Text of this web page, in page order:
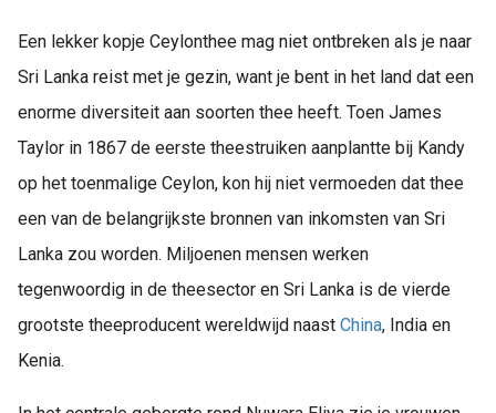
Een lekker kopje Ceylonthee mag niet ontbreken als je naar
Sri Lanka reist met je gezin, want je bent in het land dat een
enorme diversiteit aan soorten thee heeft. Toen James
Taylor in 1867 de eerste theestruiken aanplantte bij Kandy
op het toenmalige Ceylon, kon hij niet vermoeden dat thee
een van de belangrijkste bronnen van inkomsten van Sri
Lanka zou worden. Miljoenen mensen werken
tegenwoordig in de theesector en Sri Lanka is de vierde
grootste theeproducent wereldwijd naast China, India en
Kenia.